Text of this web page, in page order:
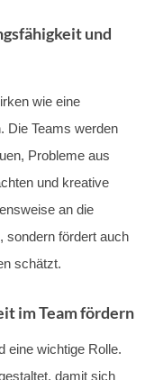
und
wie eine
Die Teams werden
Probleme aus
und kreative
an die
sondern fördert auch
schätzt.
im Team fördern
eine wichtige Rolle.
damit sich